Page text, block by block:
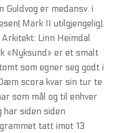
er medansv. i
Mark II utilgjengelig).
Linn Heimdal
«Nyksund» er et smalt
som egner seg godt i
scora kvar sin tur te
som mål og til enhver
har siden siden
tatt imot 13